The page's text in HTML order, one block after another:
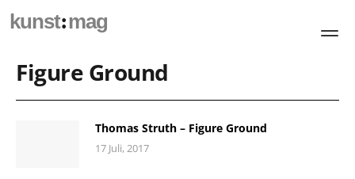
kunst:mag
Figure Ground
Thomas Struth – Figure Ground
17 Juli, 2017